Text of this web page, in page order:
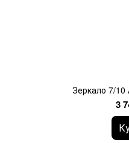
Зеркало 7/
3